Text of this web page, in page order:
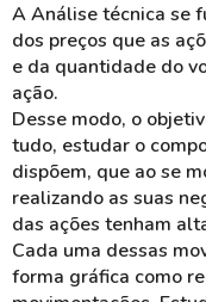
A Análise técnica se
dos preços que as
e da quantidade do
ação.
Desse modo, o
tudo, estudar o
dispõem, que ao se
realizando as suas
das ações tenham
Cada uma dessas
forma gráfica como